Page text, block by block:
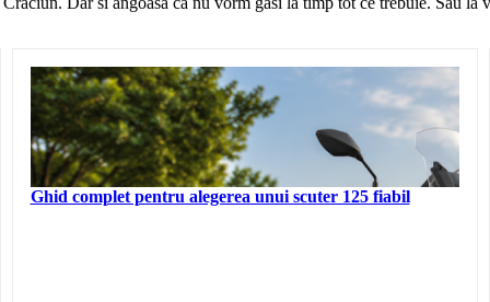
Ghid complet pentru alegerea unui scuter 125 fiabil